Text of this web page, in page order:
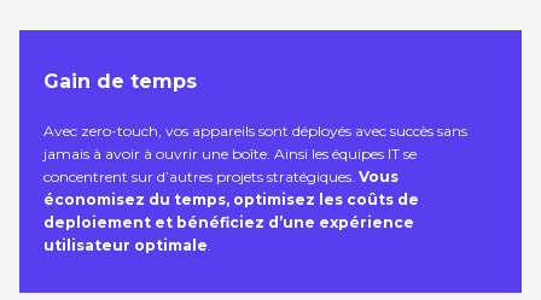
Gain de temps
Avec zero-touch, vos appareils sont déployés avec succès sans
jamais à avoir à ouvrir une boîte. Ainsi les équipes IT se
concentrent sur d’autres projets stratégiques. Vous
économisez du temps, optimisez les coûts de
deploiement et bénéficiez d’une expérience
utilisateur optimale